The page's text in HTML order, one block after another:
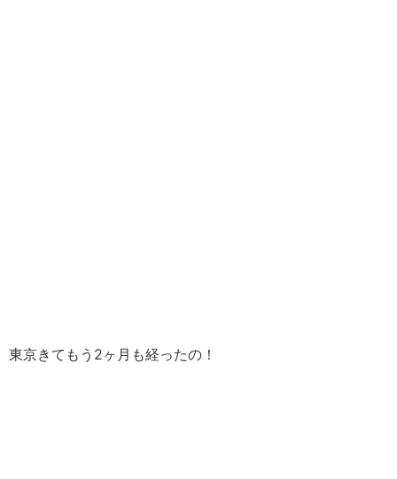
東京きてもう2ヶ月も経ったの！